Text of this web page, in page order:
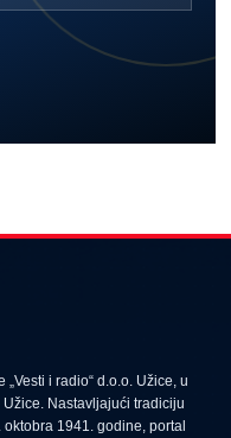
i radio“ d.o.o. Užice, u
Nastavljajući tradiciju
1941. godine, portal